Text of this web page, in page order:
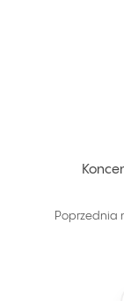
Poprzednia